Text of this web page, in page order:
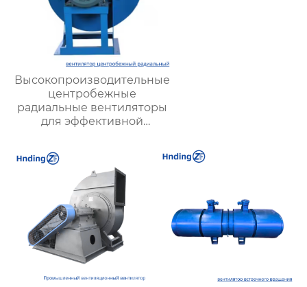
Высокопроизводительные
центробежные
радиальные вентиляторы
для эффективной
промышленного
оборудования